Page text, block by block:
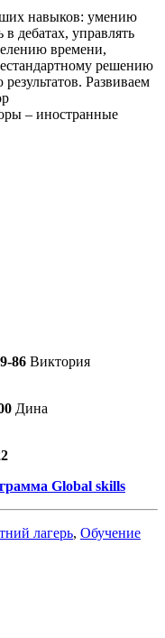
навыков: умению
в дебатах, управлять
времени,
решению
Развиваем
– иностранные
86 Виктория
Дина
Global skills
лагерь, Обучение